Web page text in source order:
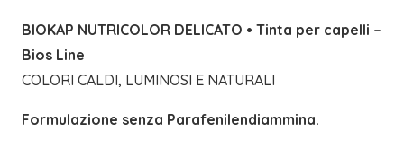
BIOKAP NUTRICOLOR DELICATO • Tinta per capelli –
Bios Line
COLORI CALDI, LUMINOSI E NATURALI
Formulazione senza Parafenilendiammina.